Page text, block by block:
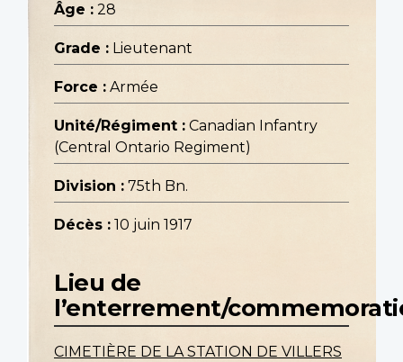
Âge : 28
Grade : Lieutenant
Force : Armée
Unité/Régiment : Canadian Infantry
(Central Ontario Regiment)
Division : 75th Bn.
Décès : 10 juin 1917
Lieu de
l’enterrement/
CIMETIÈRE DE LA STATION DE VILLERS